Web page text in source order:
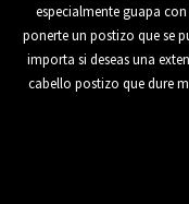
especialmente guapa
ponerte un postizo que se
importa si deseas una
cabello postizo que dure